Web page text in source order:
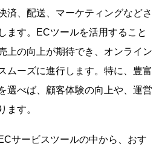
済、配送、マーケティングなどさ
ます。 ECツールを活用すること
上の向上が期待でき、オンライン
ムーズに進行します。特に、豊富
選べば、顧客体験の向上や、運営
ます。
サービスツールの中から、おす